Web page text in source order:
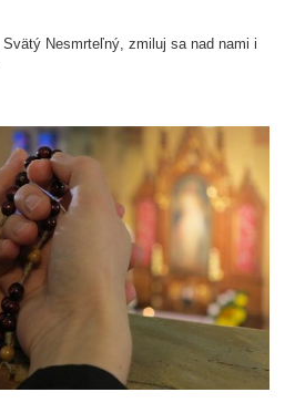
Nesmrteľný, zmiluj sa nad nami i